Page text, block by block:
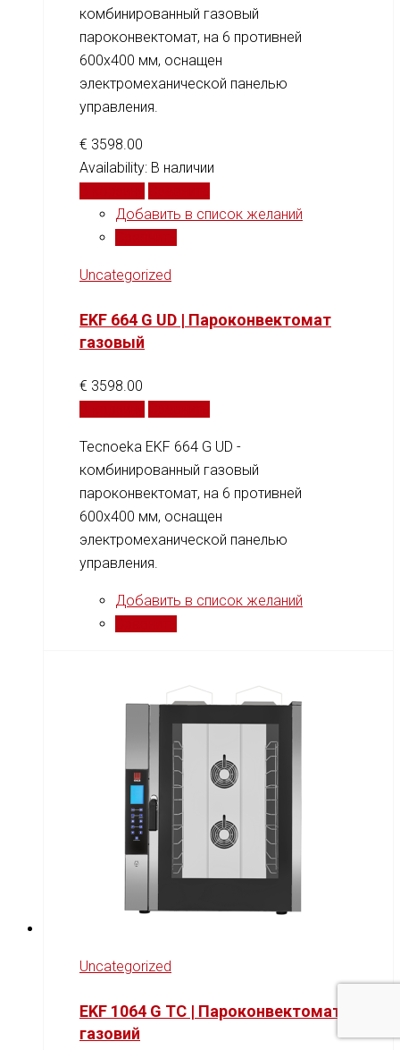
комбинированный газовый
пароконвектомат, на 6 противней
600x400 мм, оснащен
электромеханической панелью
управления.
€ 3598.00
Availability: В наличии
Добавить в список желаний
Uncategorized
EKF 664 G UD | Пароконвектомат
газовый
€ 3598.00
Tecnoeka EKF 664 G UD -
комбинированный газовый
пароконвектомат, на 6 противней
600x400 мм, оснащен
электромеханической панелью
управления.
Добавить в список желаний
Uncategorized
EKF 1064 G TC | Пароконвектомат
газовий